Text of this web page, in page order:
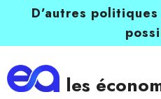
D’autres
les